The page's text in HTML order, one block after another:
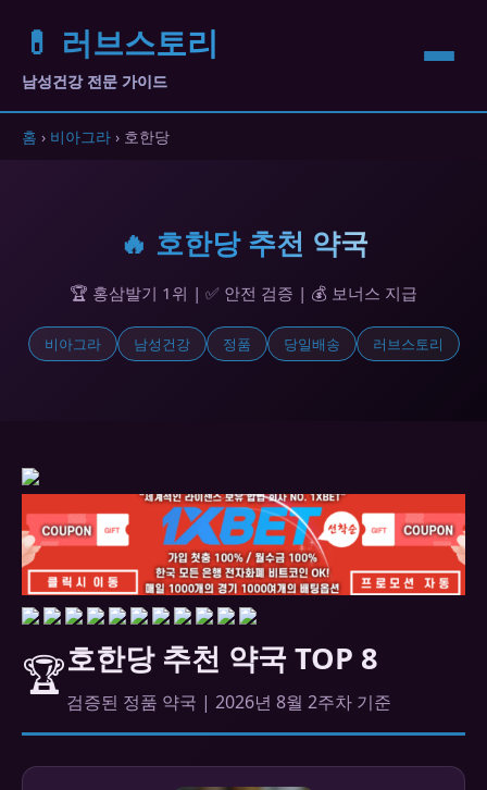
💊 러브스토리
남성건강 전문 가이드
홈 › 비아그라 › 호한당
🔥 호한당 추천 약국
🏆 홍삼발기 1위 | ✅ 안전 검증 | 💰 보너스 지급
비아그라 남성건강 정품 당일배송 러브스토리
🏆호한당 추천 약국 TOP 8
검증된 정품 약국 | 2026년 8월 2주차 기준